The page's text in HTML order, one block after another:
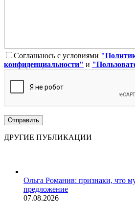
Соглашаюсь с условиями
конфиденциальности" и
ДРУГИЕ ПУБЛИКАЦИИ
Ольга Романив: признаки, что
предложение
07.08.2026